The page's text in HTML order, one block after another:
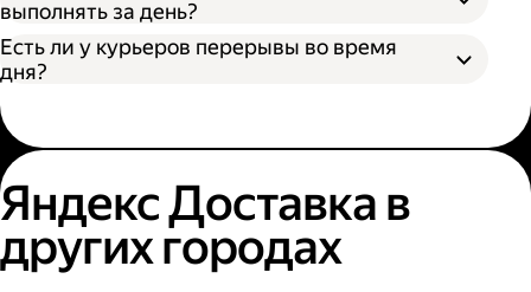
выполнять за день?
Есть ли у курьеров перерывы во время
дня?
Яндекс Доставка в
других городах